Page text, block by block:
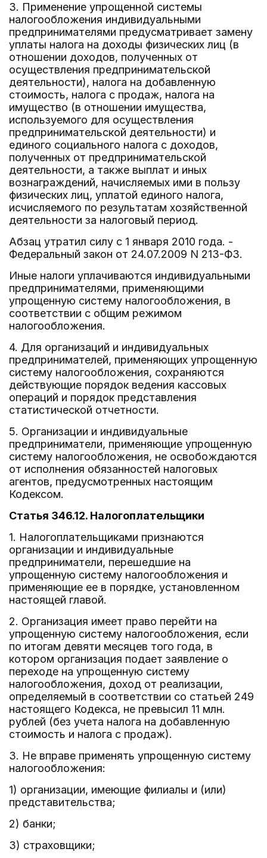
3. Применение упрощенной системы
налогообложения индивидуальными
предпринимателями предусматривает замену
уплаты налога на доходы физических лиц (в
отношении доходов, полученных от
осуществления предпринимательской
деятельности), налога на добавленную
стоимость, налога с продаж, налога на
имущество (в отношении имущества,
используемого для осуществления
предпринимательской деятельности) и
единого социального налога с доходов,
полученных от предпринимательской
деятельности, а также выплат и иных
вознаграждений, начисляемых ими в пользу
физических лиц, уплатой единого налога,
исчисляемого по результатам хозяйственной
деятельности за налоговый период.
Абзац утратил силу c 1 января 2010 года. -
Федеральный закон от 24.07.2009 N 213-ФЗ.
Иные налоги уплачиваются индивидуальными
предпринимателями, применяющими
упрощенную систему налогообложения, в
соответствии с общим режимом
налогообложения.
4. Для организаций и индивидуальных
предпринимателей, применяющих упрощенную
систему налогообложения, сохраняются
действующие порядок ведения кассовых
операций и порядок представления
статистической отчетности.
5. Организации и индивидуальные
предприниматели, применяющие упрощенную
систему налогообложения, не освобождаются
от исполнения обязанностей налоговых
агентов, предусмотренных настоящим
Кодексом.
Статья 346.12. Налогоплательщики
1. Налогоплательщиками признаются
организации и индивидуальные
предприниматели, перешедшие на
упрощенную систему налогообложения и
применяющие ее в порядке, установленном
настоящей главой.
2. Организация имеет право перейти на
упрощенную систему налогообложения, если
по итогам девяти месяцев того года, в
котором организация подает заявление о
переходе на упрощенную систему
налогообложения, доход от реализации,
определяемый в соответствии со статьей 249
настоящего Кодекса, не превысил 11 млн.
рублей (без учета налога на добавленную
стоимость и налога с продаж).
3. Не вправе применять упрощенную систему
налогообложения:
1) организации, имеющие филиалы и (или)
представительства;
2) банки;
3) страховщики;